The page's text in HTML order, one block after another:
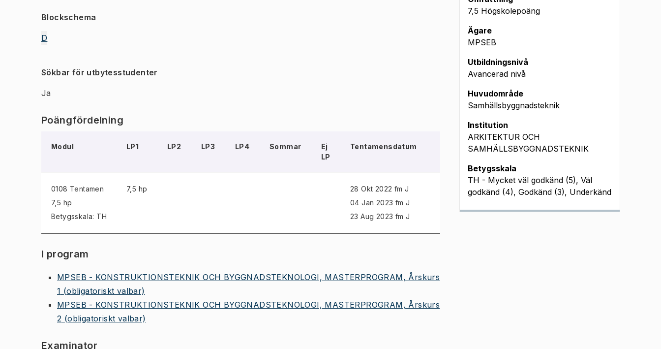
Blockschema
D
Sökbar för utbytesstudenter
Ja
Poängfördelning
Modul LP1 LP2 LP3 LP4 Sommar
Ej
LP
Tentamensdatum
0108 Tentamen
7,5 hp
Betygsskala: TH
7,5 hp
28 Okt 2022 fm J
04 Jan 2023 fm J
23 Aug 2023 fm J
I program
MPSEB - KONSTRUKTIONSTEKNIK OCH BYGGNADSTEKNOLOGI, MASTERPROGRAM, Årskurs
1 (obligatoriskt valbar)
MPSEB - KONSTRUKTIONSTEKNIK OCH BYGGNADSTEKNOLOGI, MASTERPROGRAM, Årskurs
2 (obligatoriskt valbar)
Examinator
7,5 Högskolepoäng
Ägare
MPSEB
Utbildningsnivå
Avancerad nivå
Huvudområde
Samhällsbyggnadsteknik
Institution
ARKITEKTUR OCH
SAMHÄLLSBYGGNADSTEKNIK
Betygsskala
TH - Mycket väl godkänd (5), Väl
godkänd (4), Godkänd (3), Underkänd